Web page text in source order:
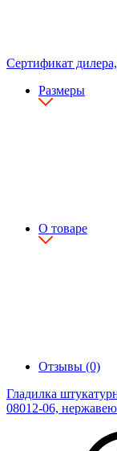
Сертификат
Размеры
О товаре
Отзывы (0)
Гладилка
08012-06,